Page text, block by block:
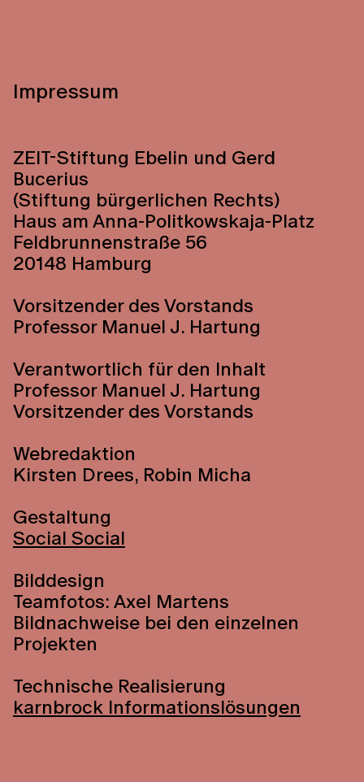
Impressum
ZEIT-Stiftung Ebelin und Gerd
Bucerius
(Stiftung bürgerlichen Rechts)
Haus am Anna-Politkowskaja-Platz
Feldbrunnenstraße 56
20148 Hamburg
Vorsitzender des Vorstands
Professor Manuel J. Hartung
Verantwortlich für den Inhalt
Professor Manuel J. Hartung
Vorsitzender des Vorstands
Webredaktion
Kirsten Drees, Robin Micha
Gestaltung
Social Social
Bilddesign
Teamfotos: Axel Martens
Bildnachweise bei den einzelnen
Projekten
Technische Realisierung
karnbrock Informationslösungen